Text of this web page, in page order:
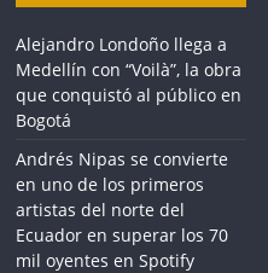
Alejandro Londoño llega a
Medellín con “Voilà”, la obra
que conquistó al público en
Bogotá
Andrés Nipas se convierte
en uno de los primeros
artistas del norte del
Ecuador en superar los 70
mil oyentes en Spotify